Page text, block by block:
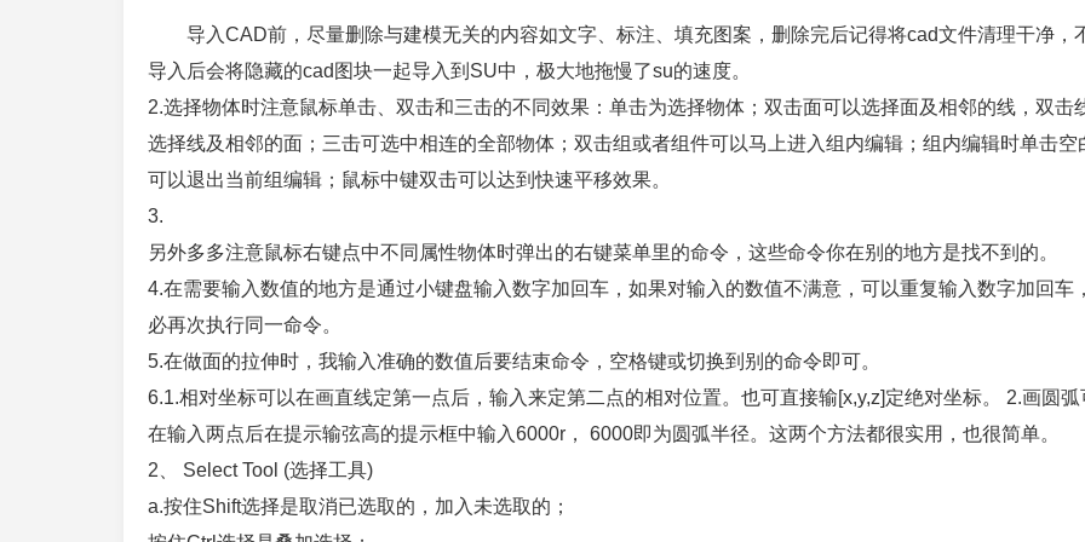
导入CAD前，尽量删除与建模无关的内容如文字、标注、填充图案，删除完后记得将cad文件清理干净，
导入后会将隐藏的cad图块一起导入到SU中，极大地拖慢了su的速度。
2.选择物体时注意鼠标单击、双击和三击的不同效果：单击为选择物体；双击面可以选择面及相邻的线，双击
选择线及相邻的面；三击可选中相连的全部物体；双击组或者组件可以马上进入组内编辑；组内编辑时单击空
可以退出当前组编辑；鼠标中键双击可以达到快速平移效果。
3.
另外多多注意鼠标右键点中不同属性物体时弹出的右键菜单里的命令，这些命令你在别的地方是找不到的。
4.在需要输入数值的地方是通过小键盘输入数字加回车，如果对输入的数值不满意，可以重复输入数字加回车
必再次执行同一命令。
5.在做面的拉伸时，我输入准确的数值后要结束命令，空格键或切换到别的命令即可。
6.1.相对坐标可以在画直线定第一点后，输入来定第二点的相对位置。也可直接输[x,y,z]定绝对坐标。 2.画圆弧
在输入两点后在提示输弦高的提示框中输入6000r， 6000即为圆弧半径。这两个方法都很实用，也很简单。
2、 Select Tool (选择工具)
a.按住Shift选择是取消已选取的，加入未选取的；